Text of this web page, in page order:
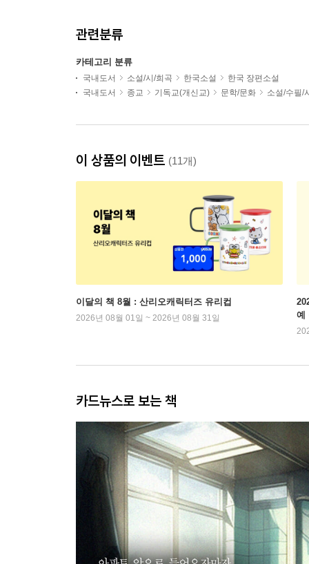
관련분류
카테고리 분류
국내도서 소설/시/희곡 한국소설
한국 장편소설
국내도서
종교 기독교(개신교) 문학/문화 소설/수필/
이 상품의 이벤트 (11개)
이달의 책 8월 : 산리오캐릭터즈 유리컵
2026년 08월 01일 ~ 2026년 08월 31일
예
카드뉴스로 보는 책